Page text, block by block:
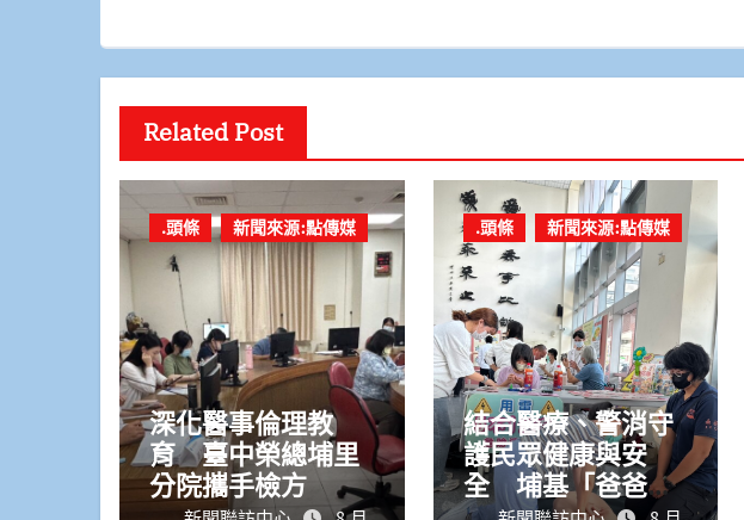
Related Post
.頭條 新聞來源:點傳媒
深化醫事倫理教
育 臺中榮總埔里
分院攜手檢方
.頭條 新聞來源:點傳媒
結合醫療、警消守
護民眾健康與安
全 埔基「爸爸健